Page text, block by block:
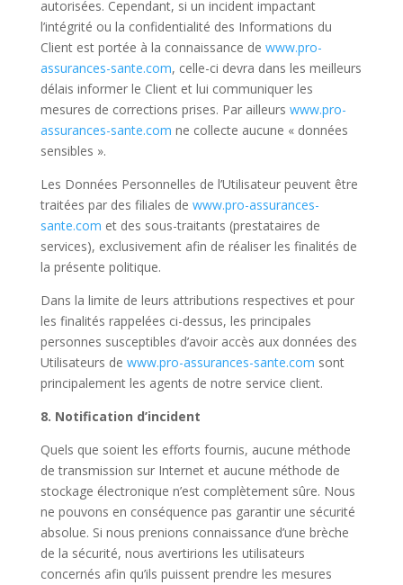
autorisées. Cependant, si un incident impactant
l’intégrité ou la confidentialité des Informations du
Client est portée à la connaissance de www.pro-
assurances-sante.com, celle-ci devra dans les meilleurs
délais informer le Client et lui communiquer les
mesures de corrections prises. Par ailleurs www.pro-
assurances-sante.com ne collecte aucune « données
sensibles ».
Les Données Personnelles de l’Utilisateur peuvent être
traitées par des filiales de www.pro-assurances-
sante.com et des sous-traitants (prestataires de
services), exclusivement afin de réaliser les finalités de
la présente politique.
Dans la limite de leurs attributions respectives et pour
les finalités rappelées ci-dessus, les principales
personnes susceptibles d’avoir accès aux données des
Utilisateurs de www.pro-assurances-sante.com sont
principalement les agents de notre service client.
8. Notification d’incident
Quels que soient les efforts fournis, aucune méthode
de transmission sur Internet et aucune méthode de
stockage électronique n’est complètement sûre. Nous
ne pouvons en conséquence pas garantir une sécurité
absolue. Si nous prenions connaissance d’une brèche
de la sécurité, nous avertirions les utilisateurs
concernés afin qu’ils puissent prendre les mesures